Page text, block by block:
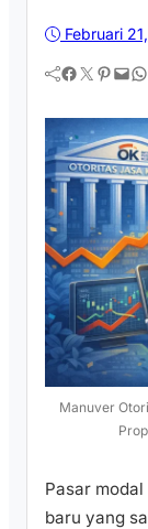
Februari
Facebook Twitter Pinterest Mail WhatsApp
Manuver
Pasar
baru yang